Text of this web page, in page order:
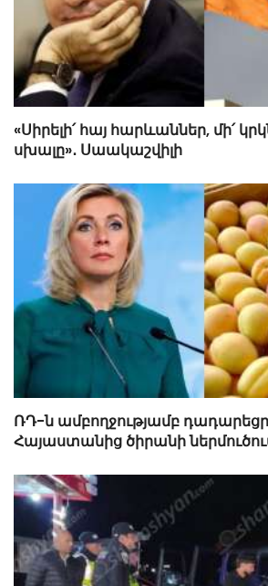
«Սիրելի՛ հայ հարևաններ, մի՛
սխալը»․ Սաակաշվիլի
ՌԴ-ն ամբողջությամբ
Հայաստանից ծիրանի